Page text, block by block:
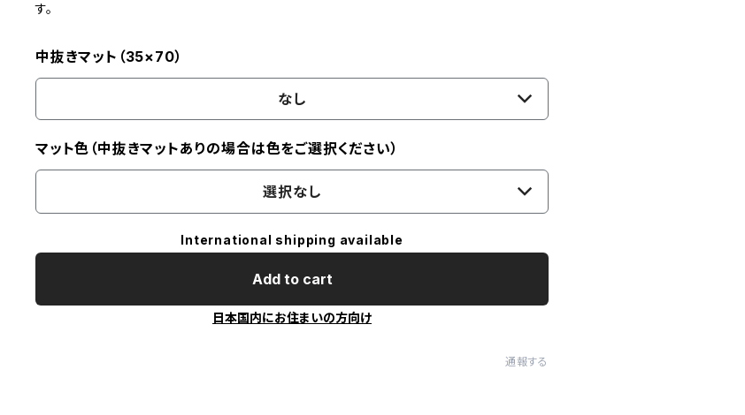
す。
中抜きマット（35×70）
なし
マット色（中抜きマットありの場合は色をご選択ください）
選択なし
International shipping available
Add to cart
日本国内にお住まいの方向け
通報する